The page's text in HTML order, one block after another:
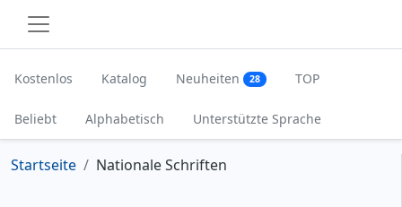
Kostenlos Katalog Neuheiten 28 TOP
Beliebt Alphabetisch Unterstützte Sprache
Startseite Nationale Schriften